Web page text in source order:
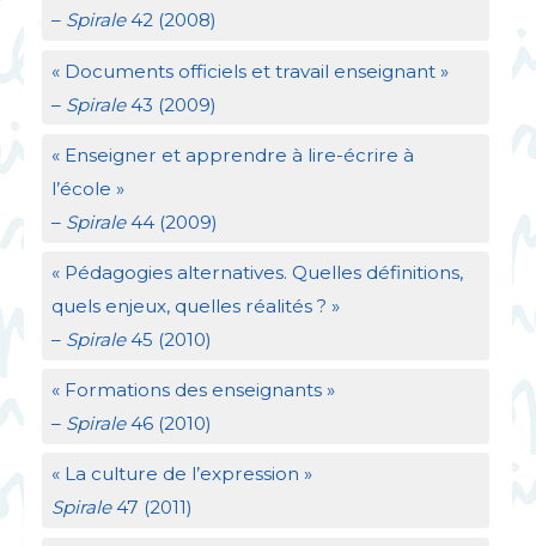
– Spirale42 (2008)
« Documents officiels et travail enseignant »
– Spirale43 (2009)
« Enseigner et apprendre à lire-écrire à
l’école »
– Spirale44 (2009)
« Pédagogies alternatives. Quelles définitions,
quels enjeux, quelles réalités ? »
– Spirale45 (2010)
« Formations des enseignants »
– Spirale46 (2010)
« La culture de l’expression »
Spirale47 (2011)